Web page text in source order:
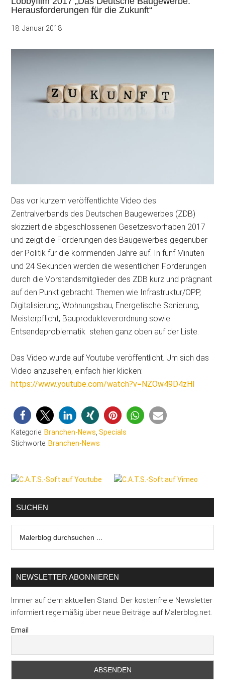
Herausforderungen für die Zukunft“
18. Januar 2018
Das vor kurzem veröffentlichte Video des
Zentralverbands des Deutschen Baugewerbes (ZDB)
skizziert die abgeschlossenen Gesetzesvorhaben 2017
und zeigt die Forderungen des Baugewerbes gegenüber
der Politik für die kommenden Jahre auf. In fünf Minuten
und 24 Sekunden werden die wesentlichen Forderungen
durch die Vorstandsmitglieder des ZDB kurz und prägnant
auf den Punkt gebracht. Themen wie Infrastruktur/ÖPP,
Digitalisierung, Wohnungsbau, Energetische Sanierung,
Meisterpflicht, Bauprodukteverordnung sowie
Entsendeproblematik stehen ganz oben auf der Liste.
Das Video wurde auf Youtube veröffentlicht. Um sich das
Video anzusehen, einfach hier klicken:
https://www.youtube.com/watch?v=NZOw49D4zHI
Kategorie: Branchen-News ,Specials
Stichworte: Branchen-News
Seitenspalte
SUCHEN
durchsuchen
NEWSLETTER ABONNIEREN
Immer auf dem aktuellen Stand. Der kostenfreie Newsletter
informiert regelmäßig über neue Beiträge auf Malerblog.net.
Email